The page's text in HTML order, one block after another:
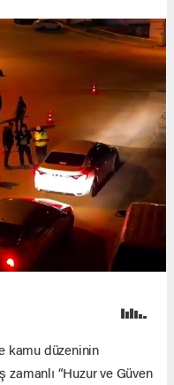
kamu düzeninin
zamanlı “Huzur ve Güven